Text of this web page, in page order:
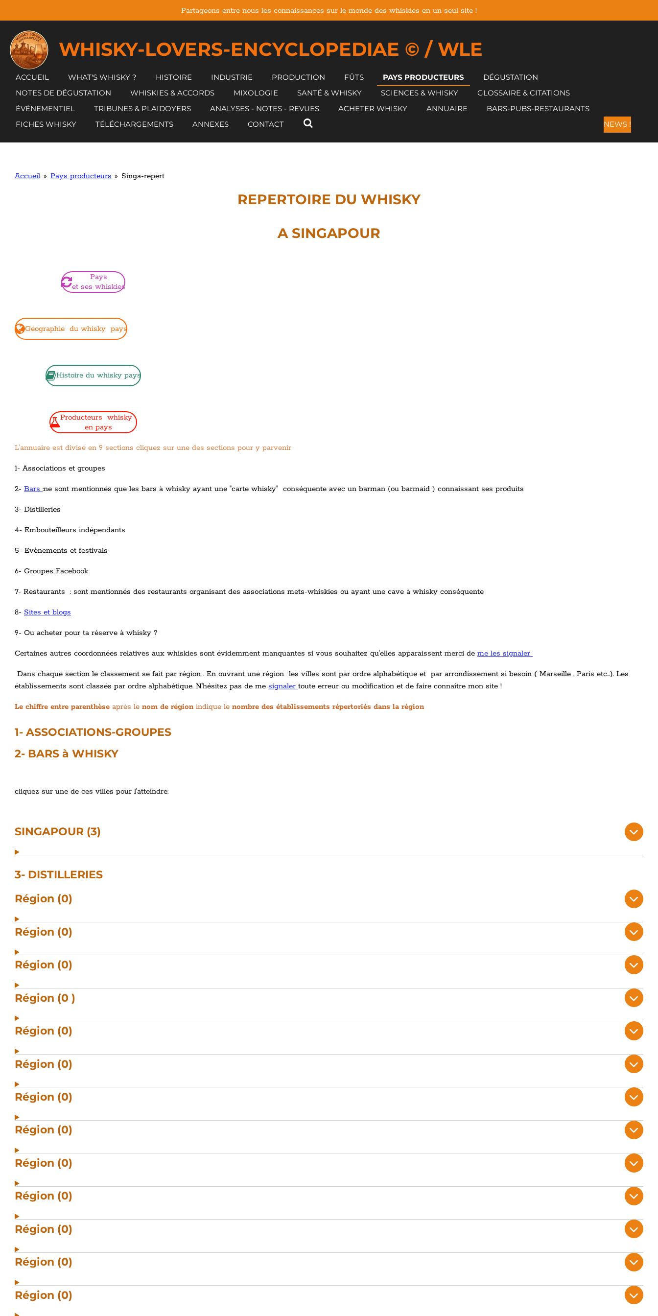
au
contenu
principal
Partageons entre nous les connaissances sur le monde des whiskies en un seul site !
WHISKY-LOVERS-ENCYCLOPEDIAE © / WLE
ACCUEIL WHAT'S WHISKY ? HISTOIRE INDUSTRIE PRODUCTION FÛTS PAYS PRODUCTEURS
DÉGUSTATION
NOTES DE DÉGUSTATION
WHISKIES & ACCORDS MIXOLOGIE SANTÉ & WHISKY SCIENCES & WHISKY
GLOSSAIRE & CITATIONS
ÉVÉNEMENTIEL
TRIBUNES & PLAIDOYERS ANALYSES - NOTES - REVUES ACHETER WHISKY ANNUAIRE
BARS-PUBS-RESTAURANTS
FICHES WHISKY
TÉLÉCHARGEMENTS ANNEXES CONTACT NEWS !
Accueil » Pays producteurs » Singa-repert
REPERTOIRE DU WHISKY
A SINGAPOUR
Pays
et ses whiskies
Géographie du whisky pays
Histoire du whisky pays
Producteurs whisky
en pays
L'annuaire est divisé en 9 sections cliquez sur une des sections pour y parvenir
1- Associations et groupes
2- Bars :ne sont mentionnés que les bars à whisky ayant une "carte whisky" conséquente avec un barman (ou barmaid ) connaissant ses produits
3- Distilleries
4- Embouteilleurs indépendants
5- Evènements et festivals
6- Groupes Facebook
7- Restaurants : sont mentionnés des restaurants organisant des associations mets-whiskies ou ayant une cave à whisky conséquente
8- Sites et blogs
9- Ou acheter pour ta réserve à whisky ?
Certaines autres coordonnées relatives aux whiskies sont évidemment manquantes si vous souhaitez qu'elles apparaissent merci de me les signaler
Dans chaque section le classement se fait par région . En ouvrant une région les villes sont par ordre alphabétique et par arrondissement si besoin ( Marseille , Paris etc...). Les
établissements sont classés par ordre alphabétique. N'hésitez pas de me signaler toute erreur ou modification et de faire connaître mon site !
Le chiffre entre parenthèse après le nom de régionindique le nombre des établissements répertoriés dans la région
1- ASSOCIATIONS-GROUPES
2- BARS à WHISKY
cliquez sur une de ces villes pour l'atteindre:
SINGAPOUR (3)
3- DISTILLERIES
Région (0)
Région (0)
Région (0)
Région (0 )
Région (0)
Région (0)
Région (0)
Région (0)
Région (0)
Région (0)
Région (0)
Région (0)
Région (0)